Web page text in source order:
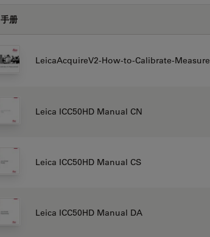
册
LeicaAcquireV2-How-to-Calibrate-Measure
Leica ICC50HD Manual CN
Leica ICC50HD Manual CS
Leica ICC50HD Manual DA